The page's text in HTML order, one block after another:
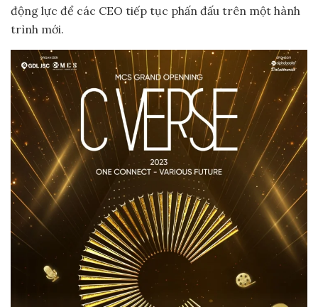
động lực để các CEO tiếp tục phấn đấu trên một hành
trình mới.